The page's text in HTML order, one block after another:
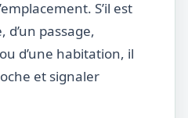
S’il est
d’un passage,
d’une habitation, il
et signaler